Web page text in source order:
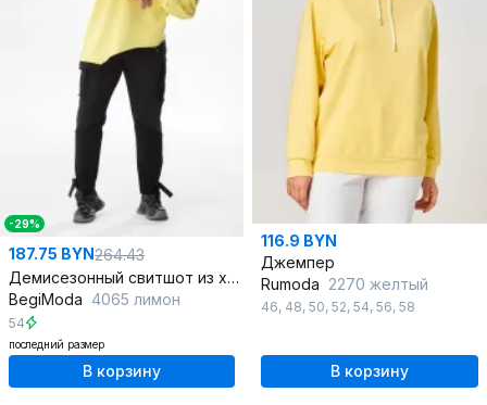
-29%
187.75 BYN264.43
Демисезонный свитшот из хлопка с фигурным низом
BegiModa 4065 лимон
54
последний размер
В корзину
116.9 BYN
Джемпер
Rumoda 2270 желтый
46, 48, 50, 52, 54, 56, 58
В корзину